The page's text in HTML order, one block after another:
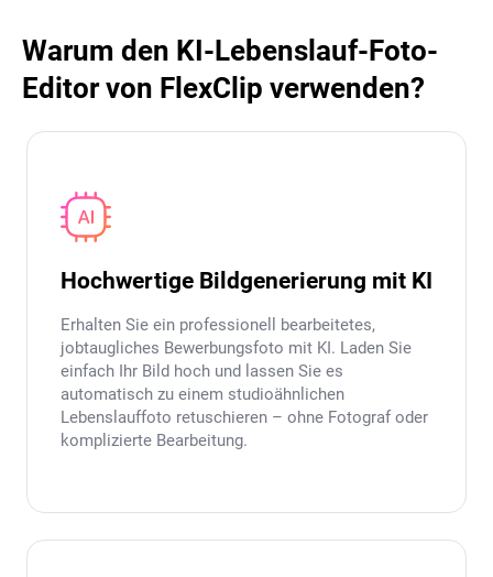
Warum den KI-Lebenslauf-Foto-
Editor von FlexClip verwenden?
Hochwertige Bildgenerierung mit KI
Erhalten Sie ein professionell bearbeitetes,
jobtaugliches Bewerbungsfoto mit KI. Laden Sie
einfach Ihr Bild hoch und lassen Sie es
automatisch zu einem studioähnlichen
Lebenslauffoto retuschieren – ohne Fotograf oder
komplizierte Bearbeitung.